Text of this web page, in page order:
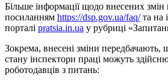
Більше інформації щодо внесених
посиланням https://dsp.gov.ua/faq/та на
порталі pratsia.in.ua у рубриці
Зокрема, внесені зміни передбачають,
стану інспектори праці можуть
роботодавців з питань: